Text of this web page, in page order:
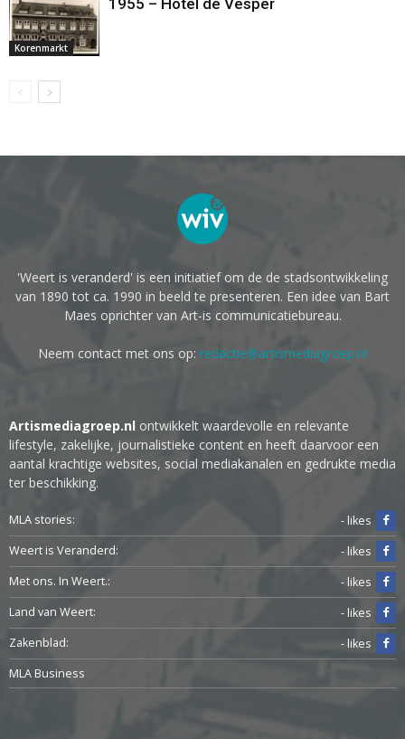
Korenmarkt
1955 – Hotel de Vesper
'Weert is veranderd' is een initiatief om de de stadsontwikkeling
van 1890 tot ca. 1990 in beeld te presenteren. Een idee van Bart
Maes oprichter van Art-is communicatiebureau.
Neem contact met ons op: redactie@artismediagroep.nl
Artismediagroep.nl ontwikkelt waardevolle en relevante
lifestyle, zakelijke, journalistieke content en heeft daarvoor een
aantal krachtige websites, social mediakanalen en gedrukte media
ter beschikking.
MLA stories:
- likes
Weert is Veranderd:
- likes
Met ons. In Weert.:
- likes
Land van Weert:
- likes
Zakenblad:
- likes
MLA Business